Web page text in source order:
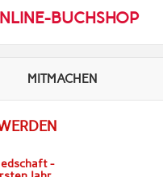
BUCHSHOP
MITMACHEN
-